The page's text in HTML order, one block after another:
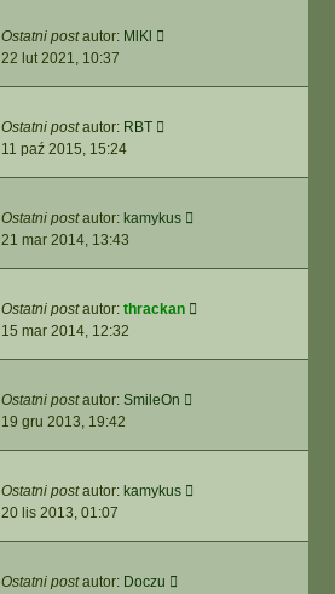
Ostatni postautor: MlKl
22 lut 2021, 10:37
Ostatni postautor: RBT
11 paź 2015, 15:24
Ostatni postautor: kamykus
21 mar 2014, 13:43
Ostatni postautor: thrackan
15 mar 2014, 12:32
Ostatni postautor: SmileOn
19 gru 2013, 19:42
Ostatni postautor: kamykus
20 lis 2013, 01:07
Ostatni postautor: Doczu